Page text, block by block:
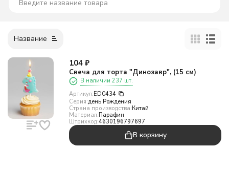
Название
104 ₽
Свеча для торта "Динозавр", (15 см)
В наличии 237 шт.
Артикул:ED0434
Серия:день Рождения
Страна производства:Китай
Материал:Парафин
Штрихкод:4630196797697
В корзину